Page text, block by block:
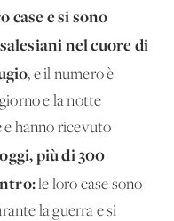
case e si sono
nel cuore di
, e il numero è
e la notte
e hanno ricevuto
più di 300
le loro case sono
la guerra e si